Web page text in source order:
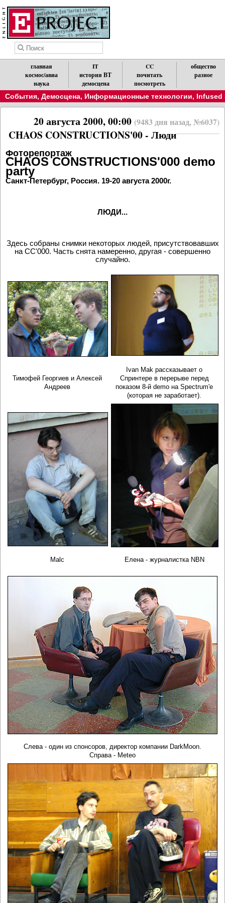
главная
космос/авиа
наука
IT
история ВТ
демосцена
CC
почитать
посмотреть
общество
разное
События, Демосцена, Информационные технологии, Infused
20 августа 2000, 00:00 (9483 дня назад, №6037)
CHAOS CONSTRUCTIONS'00 - Люди
Фоторепортаж
CHAOS CONSTRUCTIONS'000 demo
party
Санкт-Петербург, Россия. 19-20 августа 2000г.
ЛЮДИ...
Здесь собраны снимки некоторых людей, присутствовавших
на CC'000. Часть снята намеренно, другая - совершенно
случайно.
Тимофей Георгиев и Алексей
Андреев
Ivan Mak рассказывает о
Спринтере в перерыве перед
показом 8-й demo на Spectrum'e
(которая не заработает).
Malc Елена - журналистка NBN
Слева - один из спонсоров, директор компании DarkMoon.
Справа - Meteo